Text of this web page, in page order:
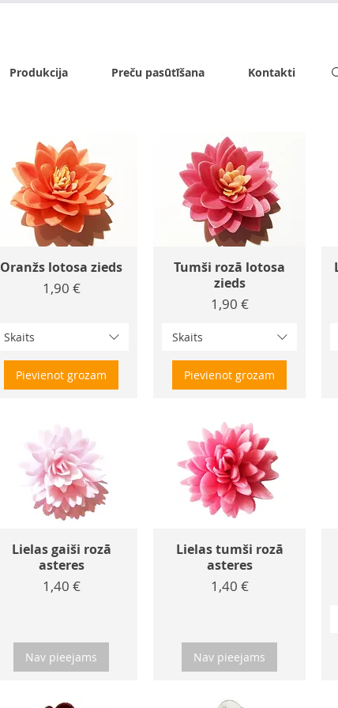
Produkcija Preču pasūtīšana Kontakti
Oranžs lotosa zieds
Cena
1,90 €
Skaits
Pievienot grozam
Tumši rozā lotosa
zieds
Cena
1,90 €
Skaits
Pievienot grozam
Lielas gaiši rozā
asteres
Cena
1,40 €
Nav pieejams
Lielas tumši rozā
asteres
Cena
1,40 €
Nav pieejams